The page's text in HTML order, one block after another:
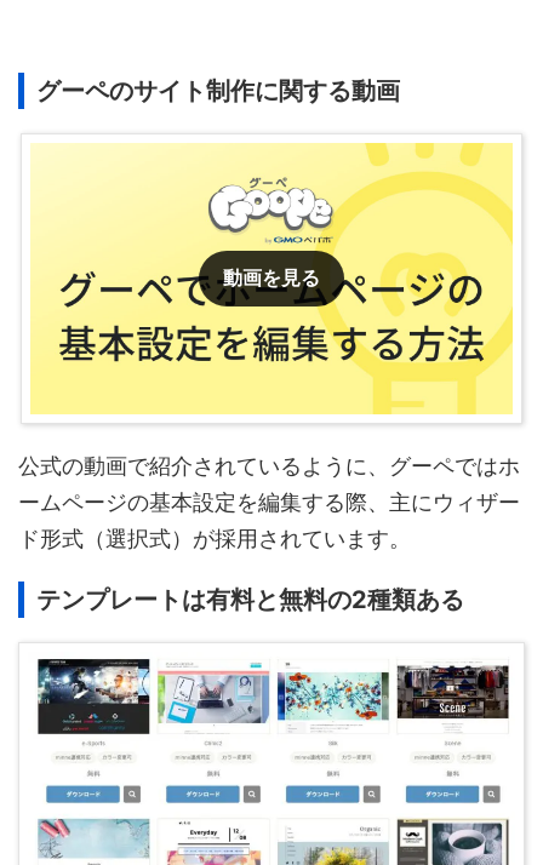
グーペのサイト制作に関する動画
動画を見る
公式の動画で紹介されているように、グーペではホ
ームページの基本設定を編集する際、主にウィザー
ド形式（選択式）が採用されています。
テンプレートは有料と無料の2種類ある